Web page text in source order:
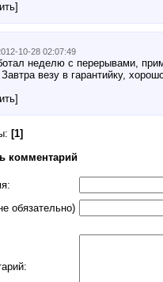
10-28 02:07:49
неделю с перерывами,
везу в гарантийку,
[1]
комментарий
обязательно)